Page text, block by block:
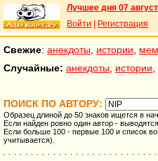
Лучшее дня 07
Войти
Регистрация
Свежие: анекдоты истории
Случайные: анекдоты истории
ПОИСК ПО АВТОРУ:
Образец длиной до 50 знаков ищется в
Если найден ровно один автор -
Если больше 100 - первые 100 и список
учитывается).